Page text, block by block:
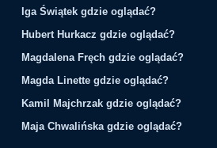
Iga Świątek gdzie oglądać?
Hubert Hurkacz gdzie oglądać?
Magdalena Fręch gdzie oglądać?
Magda Linette gdzie oglądać?
Kamil Majchrzak gdzie oglądać?
Maja Chwalińska gdzie oglądać?